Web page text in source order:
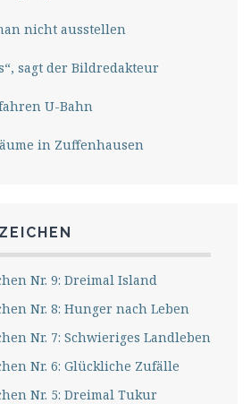
nicht ausstellen
sagt der Bildredakteur
U-Bahn
in Zuffenhausen
Nr. 9: Dreimal Island
Nr. 8: Hunger nach Leben
Nr. 7: Schwieriges Landleben
Nr. 6: Glückliche Zufälle
Nr. 5: Dreimal Tukur